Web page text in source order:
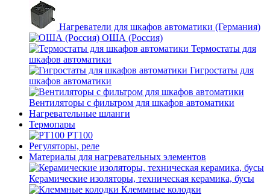
Нагреватели для шкафов автоматики (Германия)
ОША (Россия)
Термостаты для
шкафов автоматики
Гигростаты для
шкафов автоматики
Вентиляторы с фильтром для шкафов автоматики
Нагревательные шланги
Термопары
PT100
Регуляторы, реле
Материалы для нагревательных элементов
Керамические изоляторы, техническая керамика, бусы
Клеммные колодки